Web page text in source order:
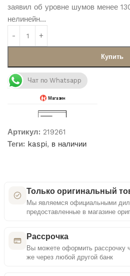
заявил об уровне шумов менее
нелинейн…
Купить
Чат по Whatsapp
Артикул: 219261
Теги: kaspi, в наличии
Только оригинальный
Мы являемся официальными
предоставленные в магазине
Рассрочка
Вы можете оформить рассрочку
же через любой другой банк